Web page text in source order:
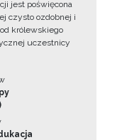
jest poświęcona
czysto ozdobnej i
królewskiego
uczestnicy